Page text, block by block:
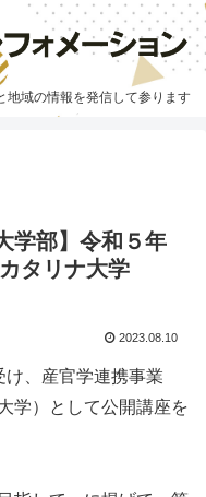
地域の情報を発信して参ります
学部】令和５年
タリナ大学
2023.08.10
、産官学連携事業
学）として公開講座を